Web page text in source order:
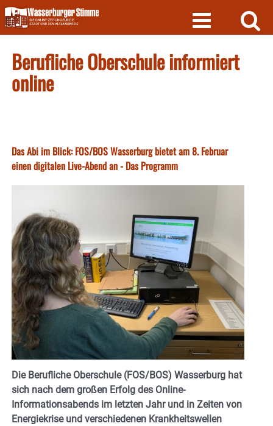
Skip
to
content
Berufliche Oberschule informiert
online
Das Abi im Blick: FOS/BOS Wasserburg bietet am 8. Februar
einen digitalen Live-Abend an - Das Programm
Die Berufliche Oberschule (FOS/BOS) Wasserburg hat
sich nach dem großen Erfolg des Online-
Informationsabends im letzten Jahr und in Zeiten von
Energiekrise und verschiedenen Krankheitswellen